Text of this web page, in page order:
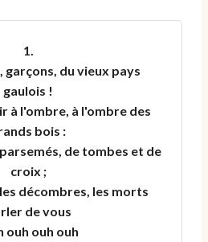
1.
garçons, du vieux pays
gaulois !
à l'ombre, à l'ombre des
bois :
de tombes et de
croix ;
décombres, les morts
de vous
ouh ouh ouh